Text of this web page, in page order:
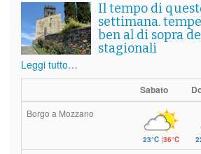
Il tempo di
settimana.
ben al di sopra
stagionali
Leggi tutto…
Sabato
Borgo a Mozzano
23°C|36°C